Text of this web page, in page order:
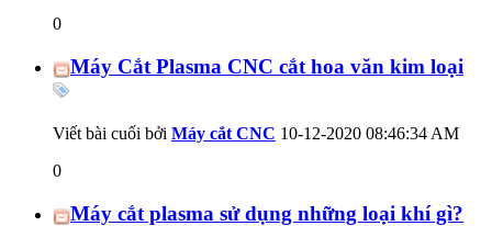
0
Máy Cắt Plasma CNC cắt hoa văn kim loại
Viết bài cuối bởi Máy cắt CNC 10-12-2020 08:46:34 AM
0
Máy cắt plasma sử dụng những loại khí gì?